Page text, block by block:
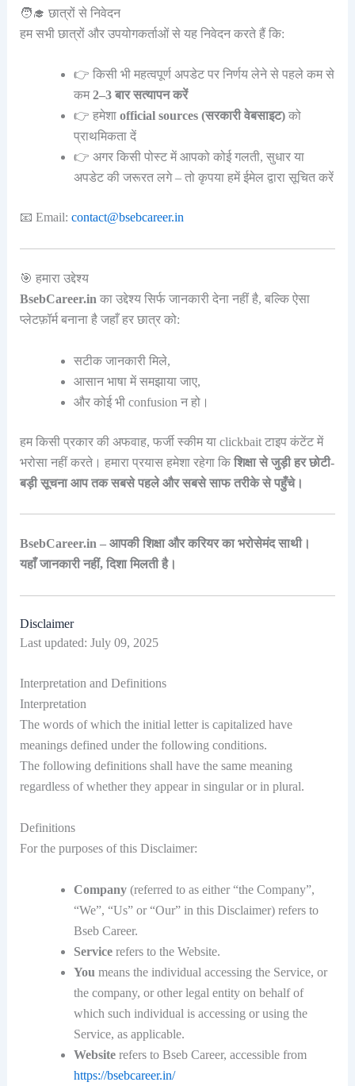
🧑‍🎓 छात्रों से निवेदन
हम सभी छात्रों और उपयोगकर्ताओं से यह निवेदन करते हैं कि:
👉 किसी भी महत्वपूर्ण अपडेट पर निर्णय लेने से पहले कम से
कम2–3 बार सत्यापन करें
👉 हमेशा official sources (सरकारी वेबसाइट)को
प्राथमिकता दें
👉 अगर किसी पोस्ट में आपको कोई गलती, सुधार या
अपडेट की जरूरत लगे – तो कृपया हमें ईमेल द्वारा सूचित करें
📧 Email: contact@bsebcareer.in
🎯 हमारा उद्देश्य
BsebCareer.in का उद्देश्य सिर्फ जानकारी देना नहीं है, बल्कि ऐसा
प्लेटफ़ॉर्म बनाना है जहाँ हर छात्र को:
सटीक जानकारी मिले,
आसान भाषा में समझाया जाए,
और कोई भी confusion न हो।
हम किसी प्रकार की अफवाह, फर्जी स्कीम या clickbait टाइप कंटेंट में
भरोसा नहीं करते। हमारा प्रयास हमेशा रहेगा कि शिक्षा से जुड़ी हर छोटी-
बड़ी सूचना आप तक सबसे पहले और सबसे साफ तरीके से पहुँचे।
BsebCareer.in – आपकी शिक्षा और करियर का भरोसेमंद साथी।
यहाँ जानकारी नहीं, दिशा मिलती है।
Disclaimer
Last updated: July 09, 2025
Interpretation and Definitions
Interpretation
The words of which the initial letter is capitalized have
meanings defined under the following conditions.
The following definitions shall have the same meaning
regardless of whether they appear in singular or in plural.
Definitions
For the purposes of this Disclaimer:
Company(referred to as either “the Company”,
“We”, “Us” or “Our” in this Disclaimer) refers to
Bseb Career.
Servicerefers to the Website.
You means the individual accessing the Service, or
the company, or other legal entity on behalf of
which such individual is accessing or using the
Service, as applicable.
Websiterefers to Bseb Career, accessible from
https://bsebcareer.in/